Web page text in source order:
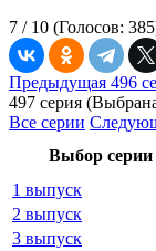
7 / 10 (Голосов: 385
Предыдущая 496
497 серия
Все серии
Выбор
1 выпуск
2 выпуск
3 выпуск